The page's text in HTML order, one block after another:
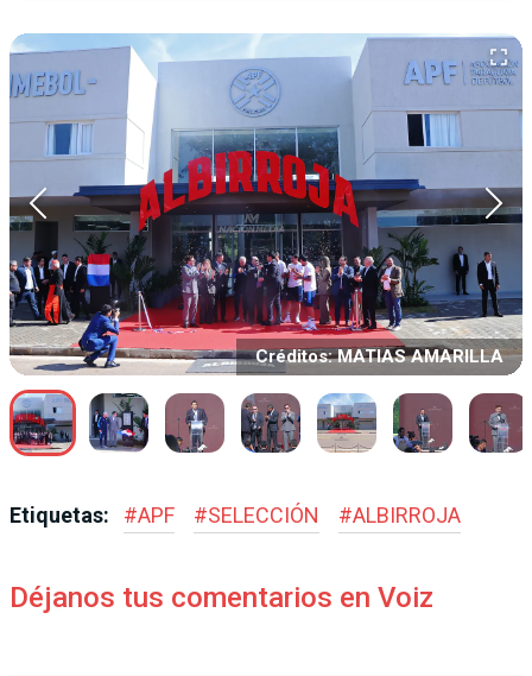
Créditos: MATIAS AMARILLA
Etiquetas: #APF #SELECCIÓN #ALBIRROJA
Déjanos tus comentarios en Voiz